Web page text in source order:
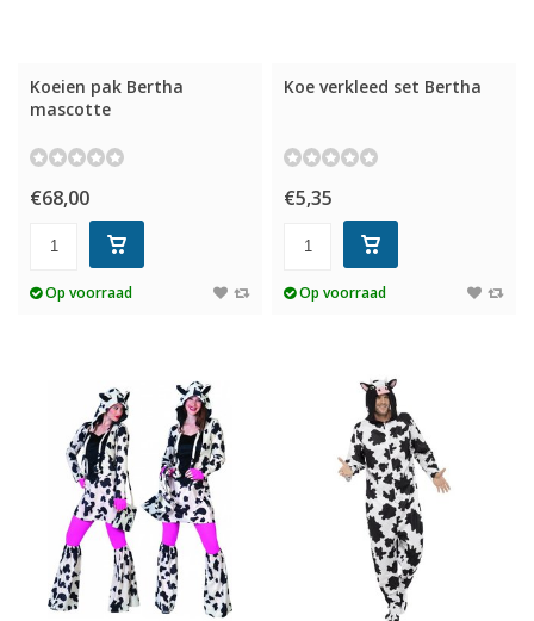
Koeien pak Bertha
mascotte
€68,00
Op voorraad
Koe verkleed set Bertha
€5,35
Op voorraad